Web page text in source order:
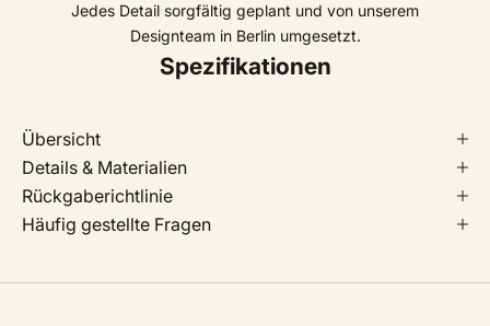
Jedes Detail sorgfältig geplant und von unserem
Designteam in Berlin umgesetzt.
Spezifikationen
Übersicht
Details & Materialien
Rückgaberichtlinie
Häufig gestellte Fragen